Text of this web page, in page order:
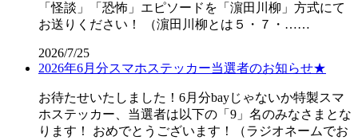
「怪談」「恐怖」エピソードを「濵田川柳」方式にて
お送りください！ （濵田川柳とは５・７・……
2026/7/25
2026年6月分スマホステッカー当選者のお知らせ★
お待たせいたしました！6月分bayじゃないか特製スマ
ホステッカー、当選者は以下の「9」名のみなさまとな
ります！ おめでとうございます！（ラジオネームでお